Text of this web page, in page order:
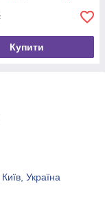
Купити
Україна